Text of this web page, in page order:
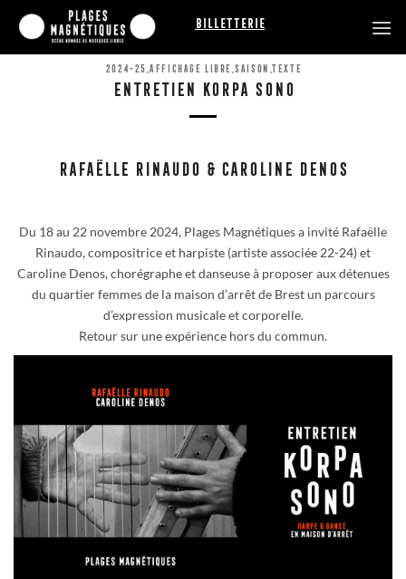
Passer
contenu
Billetterie
2024-25 AFFICHAGE LIBRE SAISON TEXTE
ENTRETIEN KORPA SONO
RAFAËLLE RINAUDO & CAROLINE DENOS
Du 18 au 22 novembre 2024, Plages Magnétiques a invité Rafaëlle
Rinaudo, compositrice et harpiste (artiste associée 22-24) et
Caroline Denos, chorégraphe et danseuse à proposer aux détenues
du quartier femmes de la maison d’arrêt de Brest un parcours
d’expression musicale et corporelle.
Retour sur une expérience hors du commun.